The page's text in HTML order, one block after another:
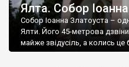
Ялта. Собор
Собор Іоанна Златоуста –
Ялти. Його 45-метрова
майже звідусіль, а колись це